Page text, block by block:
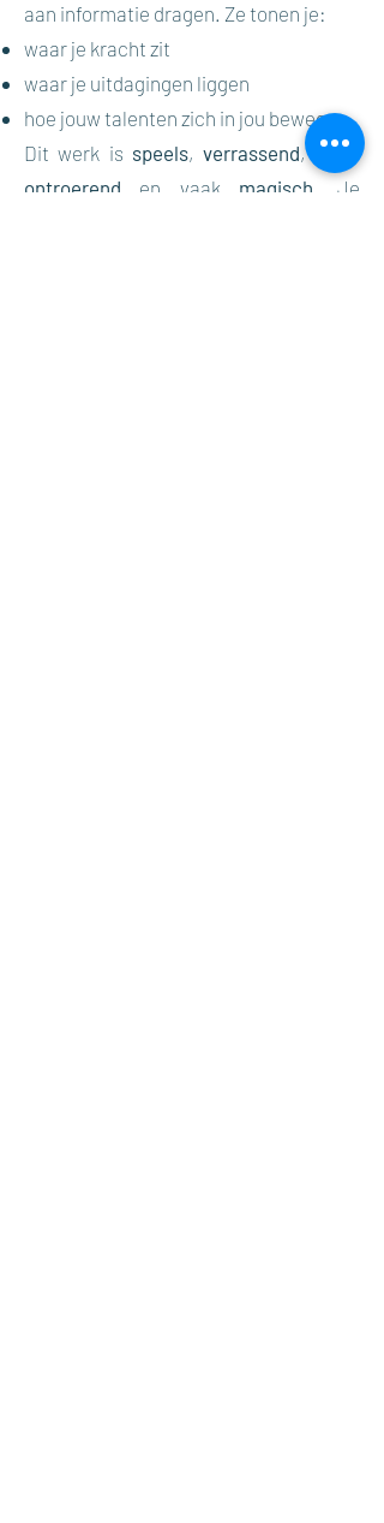
aan informatie dragen. Ze tonen je:
waar je kracht zit
waar je uitdagingen liggen
hoe jouw talenten zich in jou bewegen
Dit werk is speels, verrassend, soms
ontroerend en vaak magisch . Je